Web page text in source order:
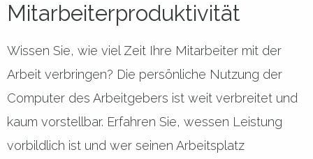
Mitarbeiterproduktivität
Wissen Sie, wie viel Zeit Ihre Mitarbeiter mit der
Arbeit verbringen? Die persönliche Nutzung der
Computer des Arbeitgebers ist weit verbreitet und
kaum vorstellbar. Erfahren Sie, wessen Leistung
vorbildlich ist und wer seinen Arbeitsplatz